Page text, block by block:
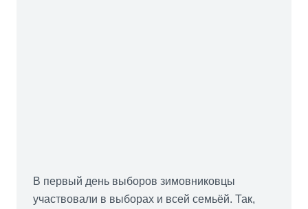
В первый день выборов зимовниковцы
участвовали в выборах и всей семьёй. Так,